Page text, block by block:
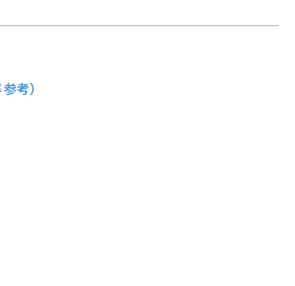
考）